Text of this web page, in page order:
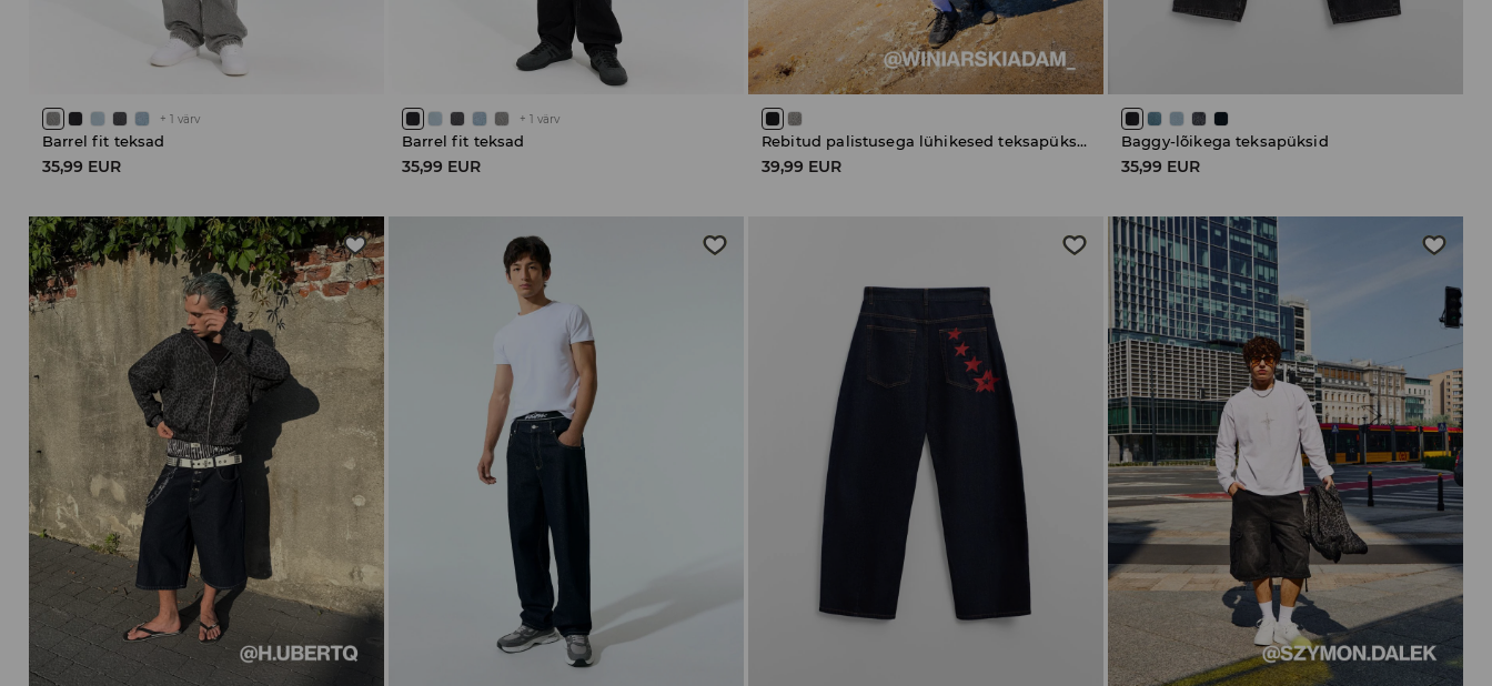
+ 1 värv
Barrel fit teksad
35,99 EUR
+ 1 värv
Barrel fit teksad
35,99 EUR
Rebitud palistusega lühikesed teksapüksid
39,99 EUR
Baggy-lõikega teksapüksid
35,99 EUR